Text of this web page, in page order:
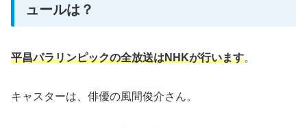
ュールは？
平昌パラリンピックの全放送はNHKが行います。
キャスターは、俳優の風間俊介さん。